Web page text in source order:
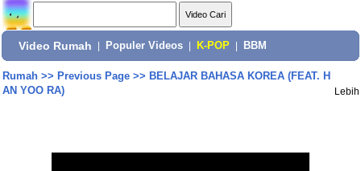
Video Rumah Populer Videos K-POP BBM
Rumah>> Previous Page>> BELAJAR BAHASA KOREA (FEAT. H
AN YOO RA)
Lebih